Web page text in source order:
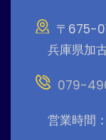
〒675-
兵庫県加
079-
営業時間